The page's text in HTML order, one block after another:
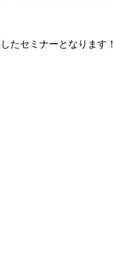
たセミナーとなります！